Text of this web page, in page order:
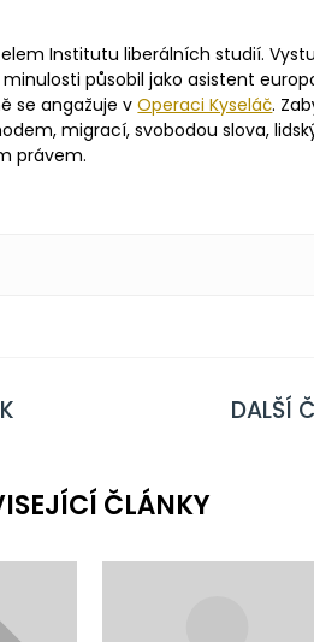
Institutu liberálních studií.
minulosti působil jako asistent
se angažuje vOperaci Kyseláč.
migrací, svobodou slova,
právem.
DALŠÍ
ČLÁNKY